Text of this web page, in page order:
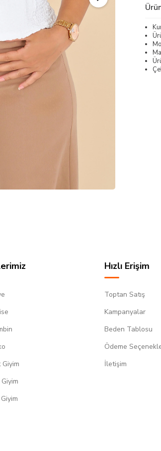
Hızlı Erişim
Toptan Satış
Kampanyalar
Beden Tablosu
Ödeme
İletişim